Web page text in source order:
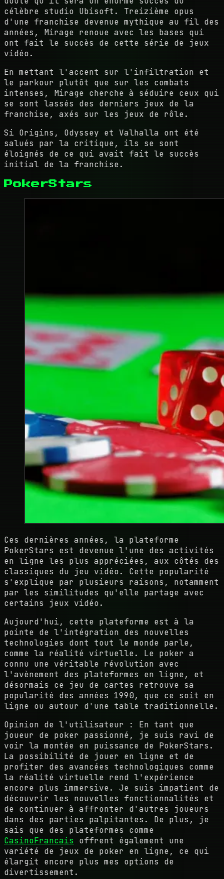
célèbre studio Ubisoft. Treizième opus
d'une franchise devenue mythique au fil des
années, Mirage renoue avec les bases qui
ont fait le succès de cette série de jeux
vidéo.
En mettant l'accent sur l'infiltration et
le parkour plutôt que sur les combats
intenses, Mirage cherche à séduire ceux qui
se sont lassés des derniers jeux de la
franchise, axés sur les jeux de rôle.
Si Origins, Odyssey et Valhalla ont été
salués par la critique, ils se sont
éloignés de ce qui avait fait le succès
initial de la franchise.
PokerStars
Ces dernières années, la plateforme
PokerStars est devenue l'une des activités
en ligne les plus appréciées, aux côtés des
classiques du jeu vidéo. Cette popularité
s'explique par plusieurs raisons, notamment
par les similitudes qu'elle partage avec
certains jeux vidéo.
Aujourd'hui, cette plateforme est à la
pointe de l'intégration des nouvelles
technologies dont tout le monde parle,
comme la réalité virtuelle. Le poker a
connu une véritable révolution avec
l'avènement des plateformes en ligne, et
désormais ce jeu de cartes retrouve sa
popularité des années 1990, que ce soit en
ligne ou autour d'une table traditionnelle.
Opinion de l'utilisateur : En tant que
joueur de poker passionné, je suis ravi de
voir la montée en puissance de PokerStars.
La possibilité de jouer en ligne et de
profiter des avancées technologiques comme
la réalité virtuelle rend l'expérience
encore plus immersive. Je suis impatient de
découvrir les nouvelles fonctionnalités et
de continuer à affronter d'autres joueurs
dans des parties palpitantes. De plus, je
sais que des plateformes comme
CasinoFrancais offrent également une
variété de jeux de poker en ligne, ce qui
élargit encore plus mes options de
divertissement.